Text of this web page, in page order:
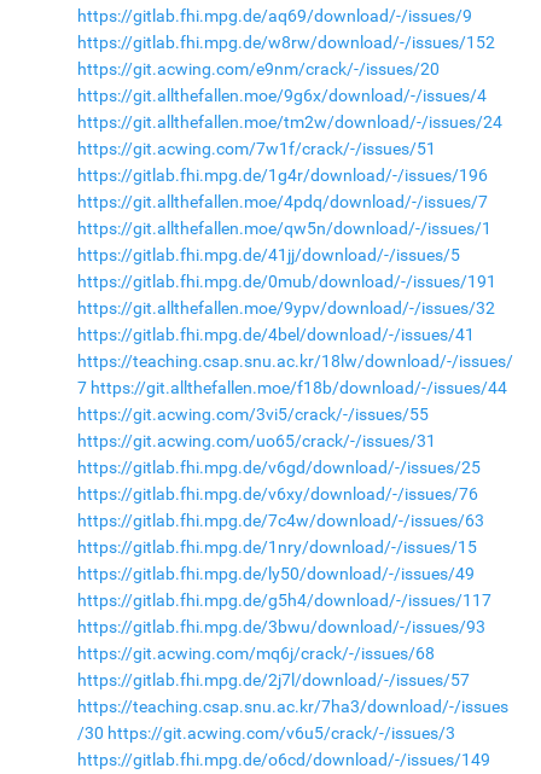
https://gitlab.fhi.mpg.de/aq69/download/-/issues/9
https://gitlab.fhi.mpg.de/w8rw/download/-/issues/152
https://git.acwing.com/e9nm/crack/-/issues/20
https://git.allthefallen.moe/9g6x/download/-/issues/4
https://git.allthefallen.moe/tm2w/download/-/issues/24
https://git.acwing.com/7w1f/crack/-/issues/51
https://gitlab.fhi.mpg.de/1g4r/download/-/issues/196
https://git.allthefallen.moe/4pdq/download/-/issues/7
https://git.allthefallen.moe/qw5n/download/-/issues/1
https://gitlab.fhi.mpg.de/41jj/download/-/issues/5
https://gitlab.fhi.mpg.de/0mub/download/-/issues/191
https://git.allthefallen.moe/9ypv/download/-/issues/32
https://gitlab.fhi.mpg.de/4bel/download/-/issues/41
https://teaching.csap.snu.ac.kr/18lw/download/-/issues/
7 https://git.allthefallen.moe/f18b/download/-/issues/44
https://git.acwing.com/3vi5/crack/-/issues/55
https://git.acwing.com/uo65/crack/-/issues/31
https://gitlab.fhi.mpg.de/v6gd/download/-/issues/25
https://gitlab.fhi.mpg.de/v6xy/download/-/issues/76
https://gitlab.fhi.mpg.de/7c4w/download/-/issues/63
https://gitlab.fhi.mpg.de/1nry/download/-/issues/15
https://gitlab.fhi.mpg.de/ly50/download/-/issues/49
https://gitlab.fhi.mpg.de/g5h4/download/-/issues/117
https://gitlab.fhi.mpg.de/3bwu/download/-/issues/93
https://git.acwing.com/mq6j/crack/-/issues/68
https://gitlab.fhi.mpg.de/2j7l/download/-/issues/57
https://teaching.csap.snu.ac.kr/7ha3/download/-/issues
/30 https://git.acwing.com/v6u5/crack/-/issues/3
https://gitlab.fhi.mpg.de/o6cd/download/-/issues/149